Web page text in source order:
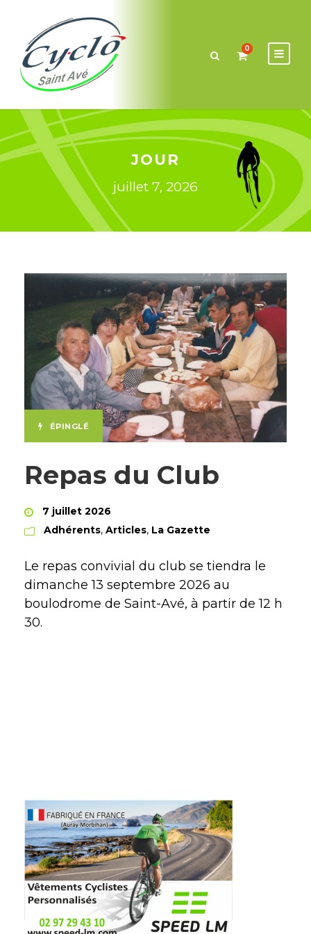
0
JOUR
juillet 7, 2026
ÉPINGLÉ
Repas du Club
7 juillet 2026
Adhérents, Articles, La Gazette
Le repas convivial du club se tiendra le
dimanche 13 septembre 2026 au
boulodrome de Saint-Avé, à partir de 12 h
30.